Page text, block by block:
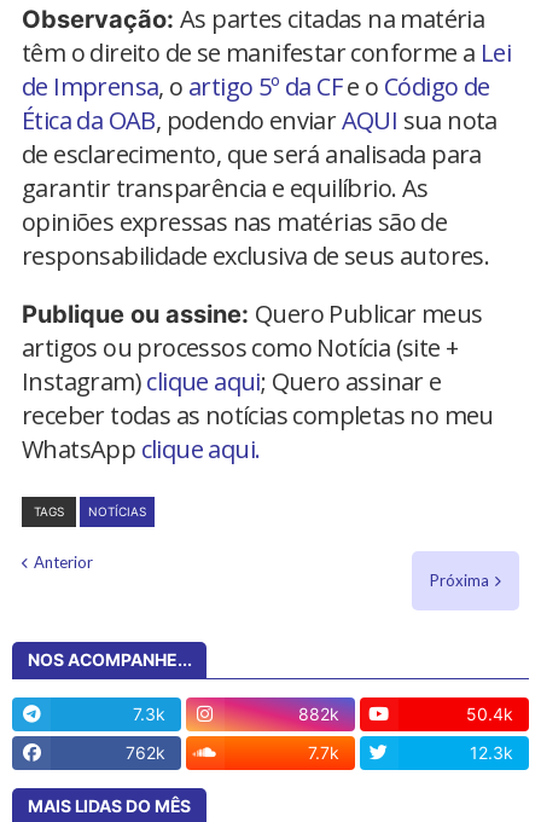
Observação: As partes citadas na matéria
têm o direito de se manifestar conforme a Lei
de Imprensa, o artigo 5º da CFe o Código de
Ética da OAB, podendo enviarAQUI sua nota
de esclarecimento, que será analisada para
garantir transparência e equilíbrio. As
opiniões expressas nas matérias são de
responsabilidade exclusiva de seus autores.
Publique ou assine: Quero Publicar meus
artigos ou processos como Notícia (site +
Instagram)clique aqui; Quero assinar e
receber todas as notícias completas no meu
WhatsApp clique aqui.
TAGS NOTÍCIAS
Anterior
Próxima
NOS ACOMPANHE...
7.3k 882k
50.4k
762k
7.7k 12.3k
MAIS LIDAS DO MÊS